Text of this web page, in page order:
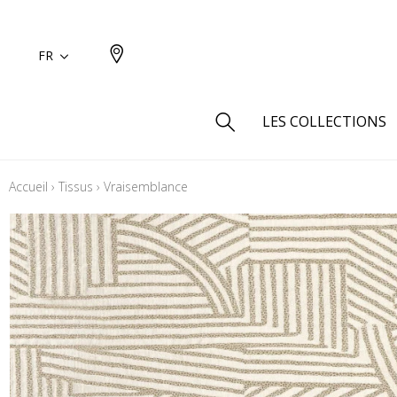
FR
LES COLLECTIONS
Coton
Accueil › Tissus › Vraisemblance